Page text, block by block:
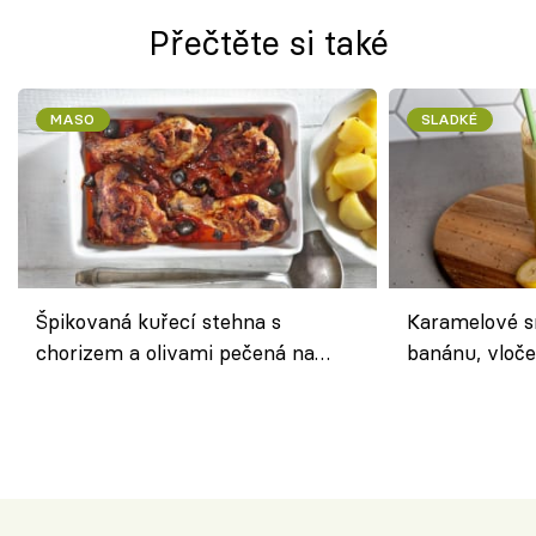
Přečtěte si také
MASO
Špikovaná kuřecí stehna s
chorizem a olivami pečená na
SLADKÉ
Karamelové
banánu,